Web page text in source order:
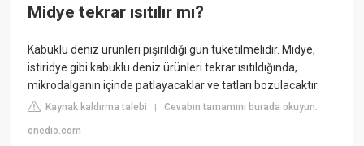
Midye tekrar ısıtılır mı?
Kabuklu deniz ürünleri pişirildiği gün tüketilmelidir. Midye,
istiridye gibi kabuklu deniz ürünleri tekrar ısıtıldığında,
mikrodalganın içinde patlayacaklar ve tatları bozulacaktır.
Kaynak kaldırma talebi |Cevabın tamamını burada okuyun:
onedio.com